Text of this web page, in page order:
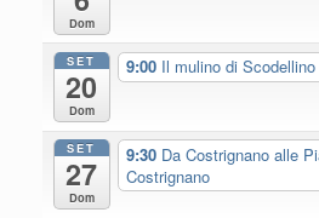
Dom
SET
20
Dom
9:00 Il mulino di Scodellino
SET
27
Dom
9:30 Da Costrignano alle
Costrignano